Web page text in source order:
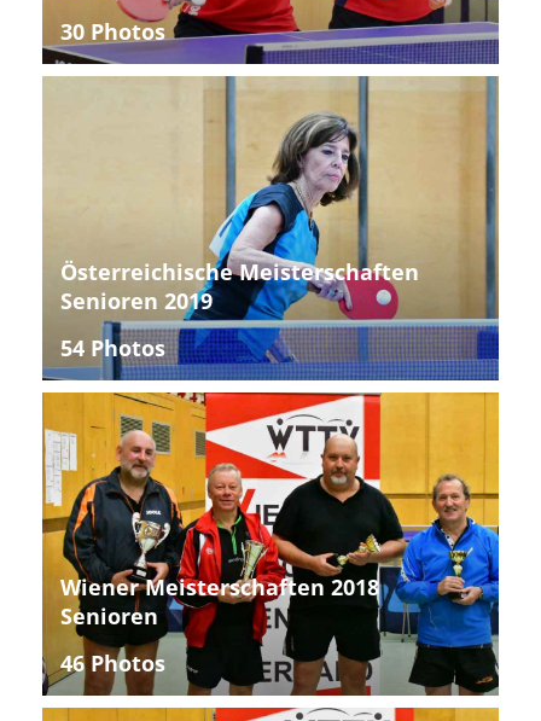
30 Photos
Österreichische Meisterschaften
Senioren 2019
54 Photos
Wiener Meisterschaften 2018
Senioren
46 Photos